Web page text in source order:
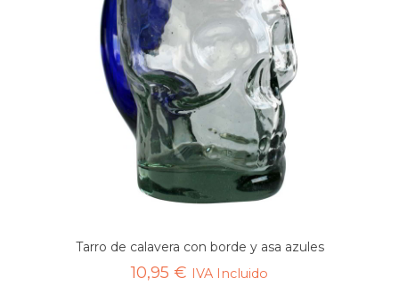
Tarro de calavera con borde y asa azules
10,95 € IVA Incluido